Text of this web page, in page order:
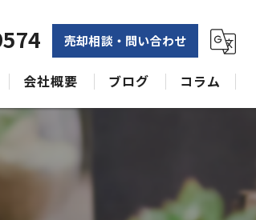
売却相談・問い合わせ
会社概要 ブログ コラム